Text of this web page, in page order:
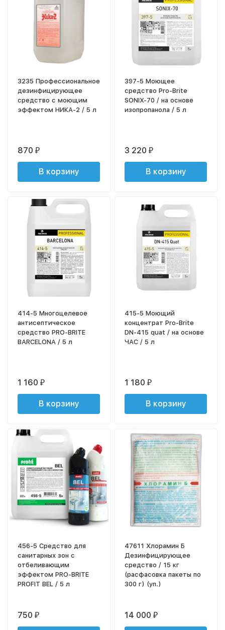
3235 Профессиональное
дезинфицирующее
средство с моющим
эффектом НИКА-2 / 5 л
870₽
В корзину
397-5 Моющее
средство Pro-Brite
SONIX-70 / на основе
изопропанола / 5 л
3 220₽
В корзину
414-5 Многоцелевое
антисептическое
средство PRO-BRITE
BARCELONA / 5 л
1 160₽
В корзину
415-5 Моющий
концентрат Pro-Brite
DN-415 quat / на основе
ЧАС / 5 л
1 180₽
В корзину
456-5 Средство для
санитарных зон с
отбеливающим
эффектом PRO-BRITE
PROFIT BEL / 5 л
750₽
47611 Хлорамин Б
Дезинфицирующее
средство / 15 кг
(расфасовка пакеты по
300 г) (уп.)
14 000₽